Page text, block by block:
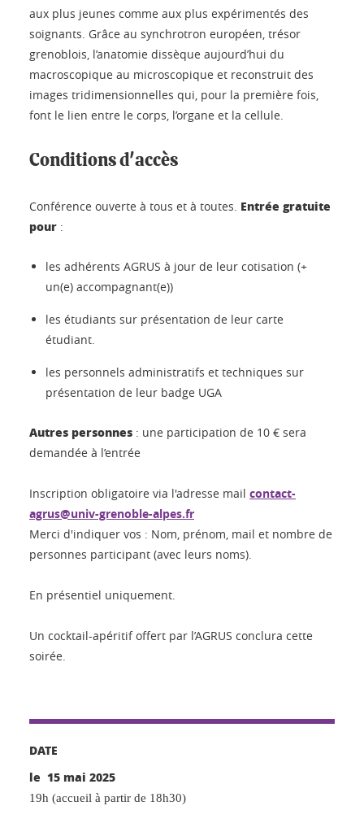
aux plus jeunes comme aux plus expérimentés des
soignants. Grâce au synchrotron européen, trésor
grenoblois, l’anatomie dissèque aujourd’hui du
macroscopique au microscopique et reconstruit des
images tridimensionnelles qui, pour la première fois,
font le lien entre le corps, l’organe et la cellule.
Conditions d'accès
Conférence ouverte à tous et à toutes. Entrée gratuite
pour :
les adhérents AGRUS à jour de leur cotisation (+
un(e) accompagnant(e))
les étudiants sur présentation de leur carte
étudiant.
les personnels administratifs et techniques sur
présentation de leur badge UGA
Autres personnes : une participation de 10 € sera
demandée à l’entrée
Inscription obligatoire via l'adresse mail contact-
agrus@univ-grenoble-alpes.fr
Merci d'indiquer vos : Nom, prénom, mail et nombre de
personnes participant (avec leurs noms).
En présentiel uniquement.
Un cocktail-apéritif offert par l’AGRUS conclura cette
soirée.
DATE
le 15 mai 2025
19h (accueil à partir de 18h30)